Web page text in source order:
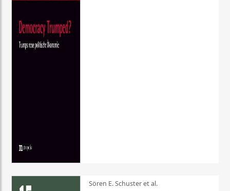
Sören E. Schuster et al.